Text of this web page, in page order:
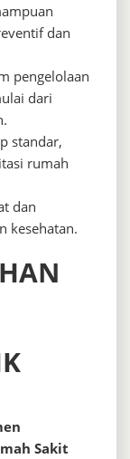
dan
pengelolaan
dari
standar,
rumah
dan
kesehatan.
Sakit